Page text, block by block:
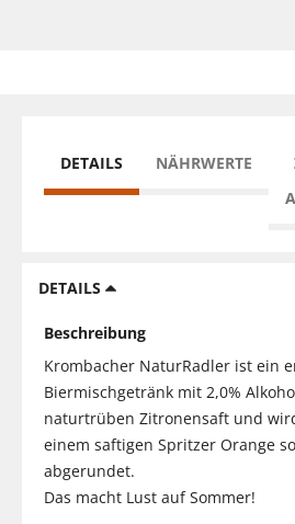
DETAILS NÄHRWERTE
DETAILS
Beschreibung
Krombacher NaturRadler ist ein
Biermischgetränk mit 2,0%
naturtrüben Zitronensaft und
einem saftigen Spritzer Orange
abgerundet.
Das macht Lust auf Sommer!